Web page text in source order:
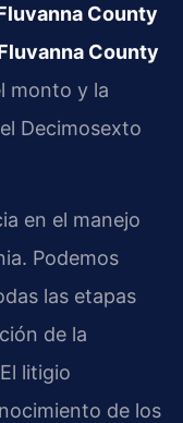
County
County
monto y la
Decimosexto
en el manejo
Podemos
las etapas
de la
litigio
de los